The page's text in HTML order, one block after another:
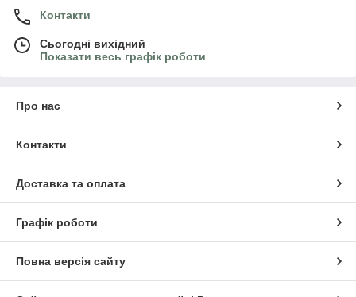
Контакти
Сьогодні вихідний
Показати весь графік роботи
Про нас
Контакти
Доставка та оплата
Графік роботи
Повна версія сайту